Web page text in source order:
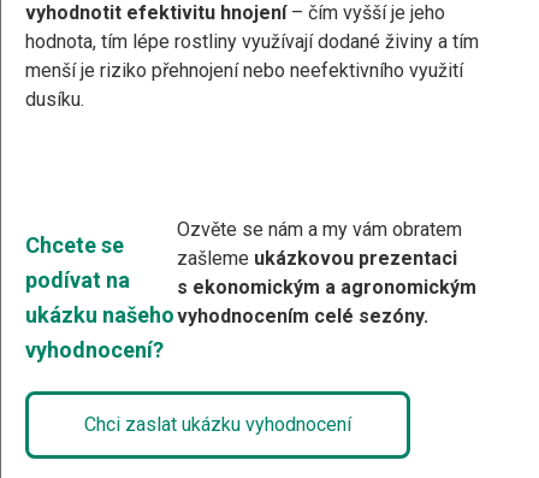
vyhodnotit efektivitu hnojení – čím vyšší je jeho
hodnota, tím lépe rostliny využívají dodané živiny a tím
menší je riziko přehnojení nebo neefektivního využití
dusíku.
Chcete se
podívat na
ukázku našeho
vyhodnocení?
Ozvěte se nám a my vám obratem
zašleme ukázkovou prezentaci
s ekonomickým a agronomickým
vyhodnocením celé sezóny.
Chci zaslat ukázku vyhodnocení